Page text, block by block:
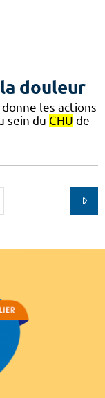
douleur
les actions
sein du CHU de